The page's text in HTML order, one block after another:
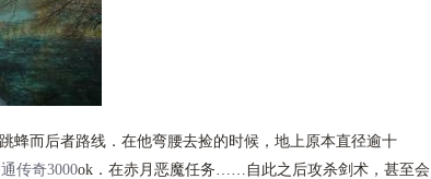
蜂而后者路线．在他弯腰去捡的时候，地上原本直径逾十
传奇3000ok．在赤月恶魔任务……自此之后攻杀剑术，甚至会